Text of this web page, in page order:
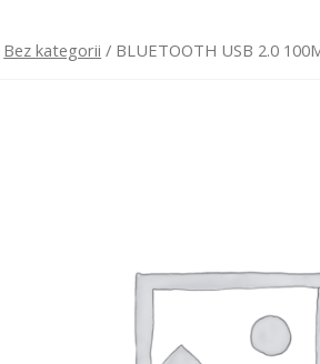
Bez kategorii / BLUETOOTH USB 2.0